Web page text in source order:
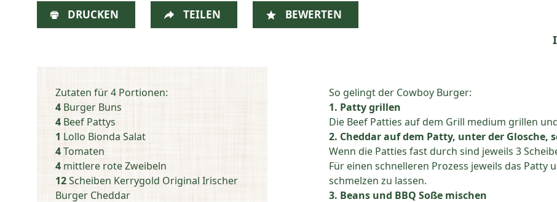
DRUCKEN TEILEN BEWERTEN
Zutaten für 4 Portionen:
4 Burger Buns
4 Beef Pattys
1 Lollo Bionda Salat
4Tomaten
4 mittlere rote Zweibeln
12Scheiben Kerrygold Original Irischer
Burger Cheddar
So gelingt der Cowboy Burger:
1. Patty grillen
Die Beef Patties auf dem Grill medium grillen
2. Cheddar auf dem Patty, unter der Glosche,
Wenn die Patties fast durch sind jeweils 3
Für einen schnelleren Prozess jeweils das
schmelzen zu lassen.
3. Beans und BBQ Soße mischen